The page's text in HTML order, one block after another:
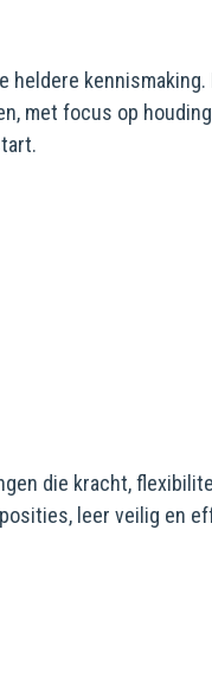
heldere kennismaking.
met focus op
die kracht,
leer veilig en